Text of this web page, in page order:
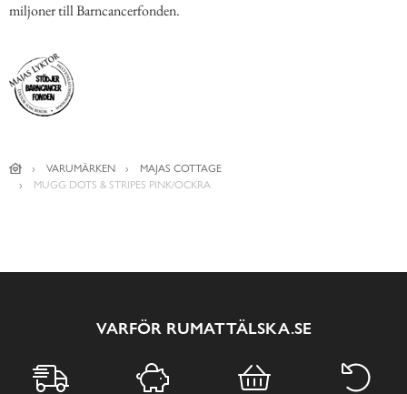
miljoner till Barncancerfonden.
VARUMÄRKEN
MAJAS COTTAGE
MUGG DOTS & STRIPES PINK/OCKRA
VARFÖR RUMATTÄLSKA.SE